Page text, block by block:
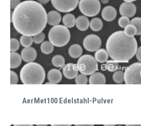
AerMet100 Edelstahl-Pulver